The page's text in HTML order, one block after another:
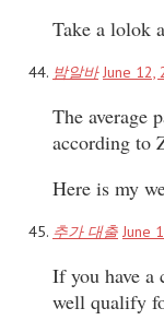
Take a lolok
밤알바 June 12,
The average
according to
Here is my
추가 대출 June
If you have a
well qualify